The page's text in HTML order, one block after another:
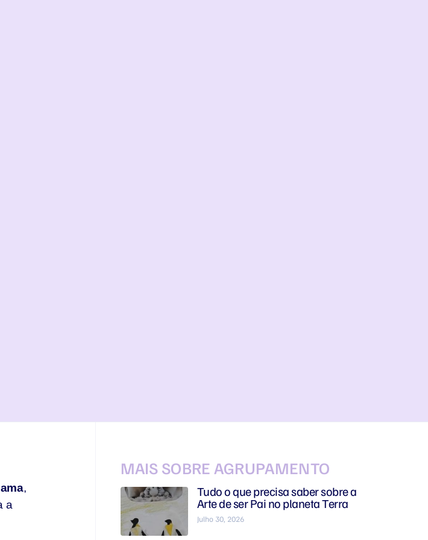
,
a
MAIS SOBRE AGRUPAMENTO
Tudo o que precisa saber sobre a
Arte de ser Pai no planeta Terra
Julho 30, 2026